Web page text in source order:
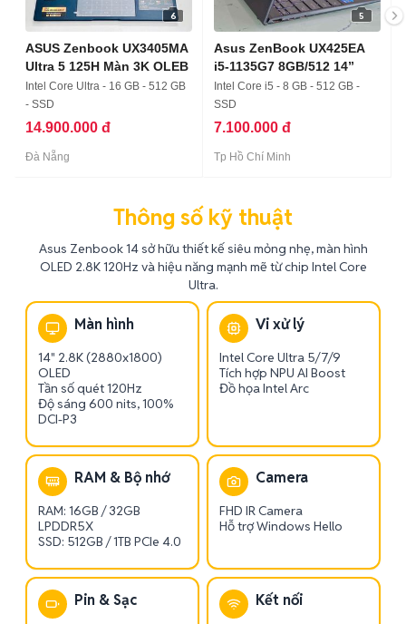
6
ASUS Zenbook UX3405MA
Ultra 5 125H Màn 3K OLEB
Intel Core Ultra - 16 GB - 512 GB
- SSD
14.900.000 đ
Đà Nẵng
5
Asus ZenBook UX425EA
i5-1135G7 8GB/512 14”
Intel Core i5 - 8 GB - 512 GB -
SSD
7.100.000 đ
Tp Hồ Chí Minh
Thông số kỹ thuật
Asus Zenbook 14 sở hữu thiết kế siêu mỏng nhẹ, màn hình
OLED 2.8K 120Hz và hiệu năng mạnh mẽ từ chip Intel Core
Ultra.
Màn hình
14" 2.8K (2880x1800)
OLED
Tần số quét 120Hz
Độ sáng 600 nits, 100%
DCI-P3
Vi xử lý
Intel Core Ultra 5/7/9
Tích hợp NPU AI Boost
Đồ họa Intel Arc
RAM & Bộ nhớ
RAM: 16GB / 32GB
LPDDR5X
SSD: 512GB / 1TB PCIe 4.0
Camera
FHD IR Camera
Hỗ trợ Windows Hello
Pin & Sạc Kết nối